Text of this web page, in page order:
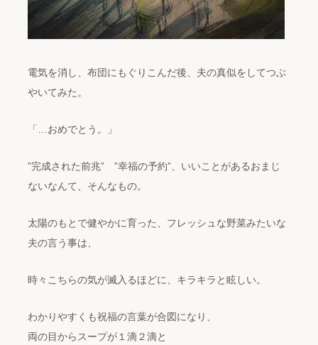
電気を消し、布団にもぐりこんだ後、夫の真似をしてつぶ
やいてみた。
「…おめでとう。」
”完成された前兆” ”幸福の予約”、いいことがあるおまじ
ないなんて、そんなもの。
太陽のもとで健やかに育った、フレッシュな野菜みたいな
夫の言う事は、
時々こちらの気が滅入るほどに、キラキラと眩しい。
わかりやすくも祝福の言葉が合図になり、
両の目からスープが１滴２滴と